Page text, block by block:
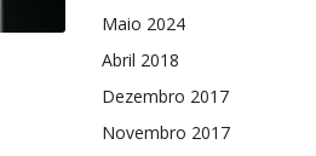
Maio 2024
Abril 2018
Dezembro 2017
Novembro 2017